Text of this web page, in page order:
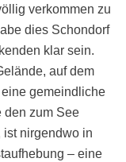
verkommen zu
dies Schondorf
klar sein.
auf dem
gemeindliche
den zum See
ist nirgendwo in
– eine